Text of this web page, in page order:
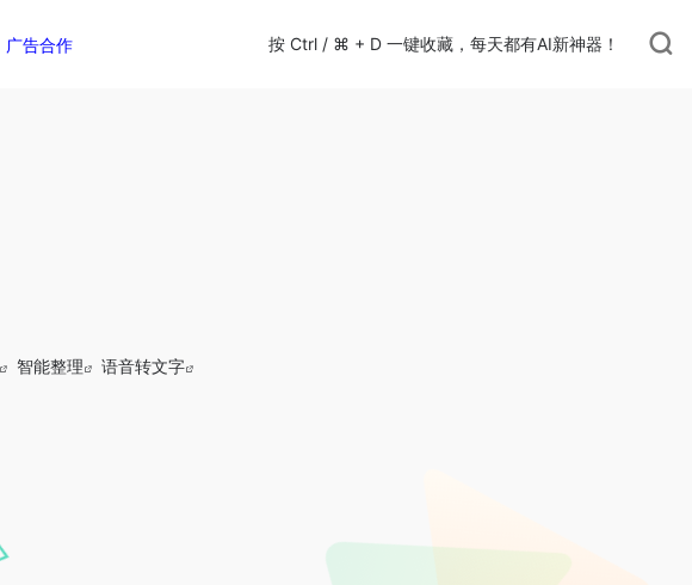
广告合作 按 Ctrl / ⌘ + D 一键收藏，每天都有AI新神器！
智能整理 语音转文字